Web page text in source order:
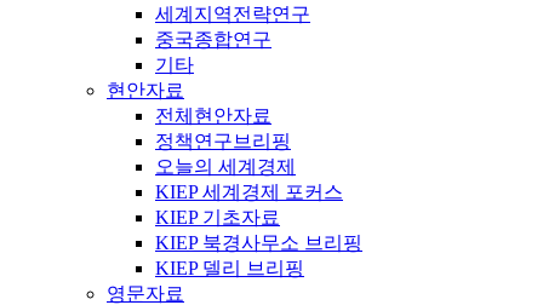
세계지역전략연구
중국종합연구
기타
현안자료
전체현안자료
정책연구브리핑
오늘의 세계경제
KIEP 세계경제 포커스
KIEP 기초자료
KIEP 북경사무소 브리핑
KIEP 델리 브리핑
영문자료